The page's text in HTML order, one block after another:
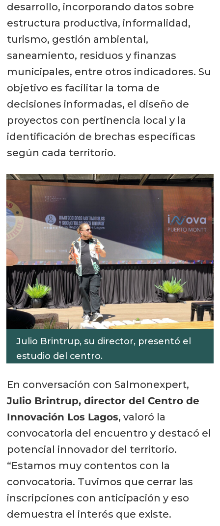
desarrollo, incorporando datos sobre
estructura productiva, informalidad,
turismo, gestión ambiental,
saneamiento, residuos y finanzas
municipales, entre otros indicadores. Su
objetivo es facilitar la toma de
decisiones informadas, el diseño de
proyectos con pertinencia local y la
identificación de brechas específicas
según cada territorio.
Julio Brintrup, su director, presentó el
estudio del centro.
En conversación con Salmonexpert,
Julio Brintrup, director del Centro de
Innovación Los Lagos, valoró la
convocatoria del encuentro y destacó el
potencial innovador del territorio.
“Estamos muy contentos con la
convocatoria. Tuvimos que cerrar las
inscripciones con anticipación y eso
demuestra el interés que existe.